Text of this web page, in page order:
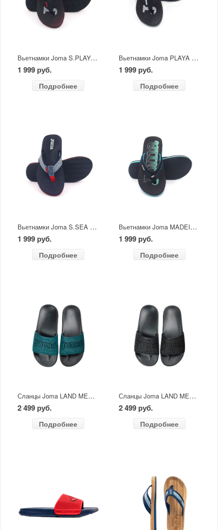
Вьетнамки Joma S.PLAYA MEN 2501 черный/красный
1 999 руб.
Подробнее
Вьетнамки Joma PLAYA MEN 2401 черный
1 999 руб.
Подробнее
Вьетнамки Joma S.SEA MEN темно-синий/красный
1 999 руб.
Подробнее
Вьетнамки Joma MADEIRA черный/морская волна
1 999 руб.
Подробнее
Сланцы Joma LAND MEN 2623
2 499 руб.
Подробнее
Сланцы Joma LAND MEN 2601
2 499 руб.
Подробнее